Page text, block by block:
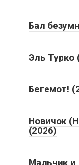
Бал
Эль Турко
Бегемот!
Новичок
(2026)
Мальчик и